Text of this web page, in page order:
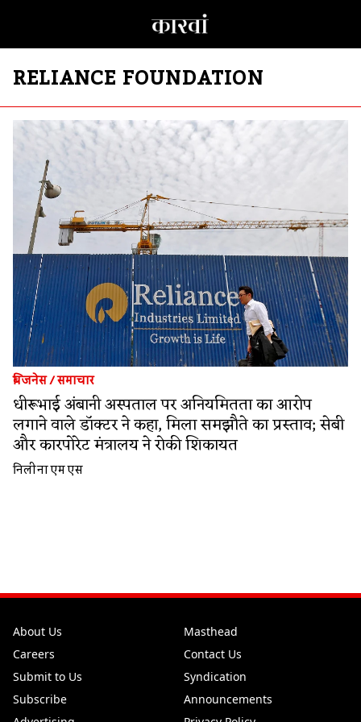
RELIANCE FOUNDATION
बिजनेस/समाचार
धीरूभाई अंबानी अस्पताल पर अनियमितता का आरोप
लगाने वाले डॉक्टर ने कहा, मिला समझौते का प्रस्ताव; सेबी
और कारपोरेट मंत्रालय ने रोकी शिकायत
निलीना एम एस
About Us
Masthead
Careers
Contact Us
Submit to Us
Syndication
Subscribe
Announcements